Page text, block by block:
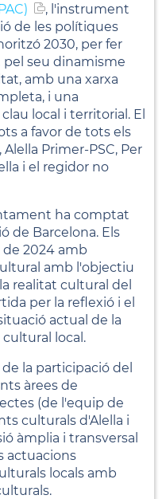
, l'instrument
de les polítiques
2030, per fer
seu dinamisme
amb una xarxa
i una
local i territorial. El
a favor de tots els
Primer-PSC, Per
i el regidor no
ha comptat
de Barcelona. Els
de 2024 amb
amb l'objectiu
realitat cultural del
per la reflexió i el
actual de la
local.
la participació del
àrees de
(de l'equip de
culturals d'Alella i
àmplia i transversal
actuacions
locals amb